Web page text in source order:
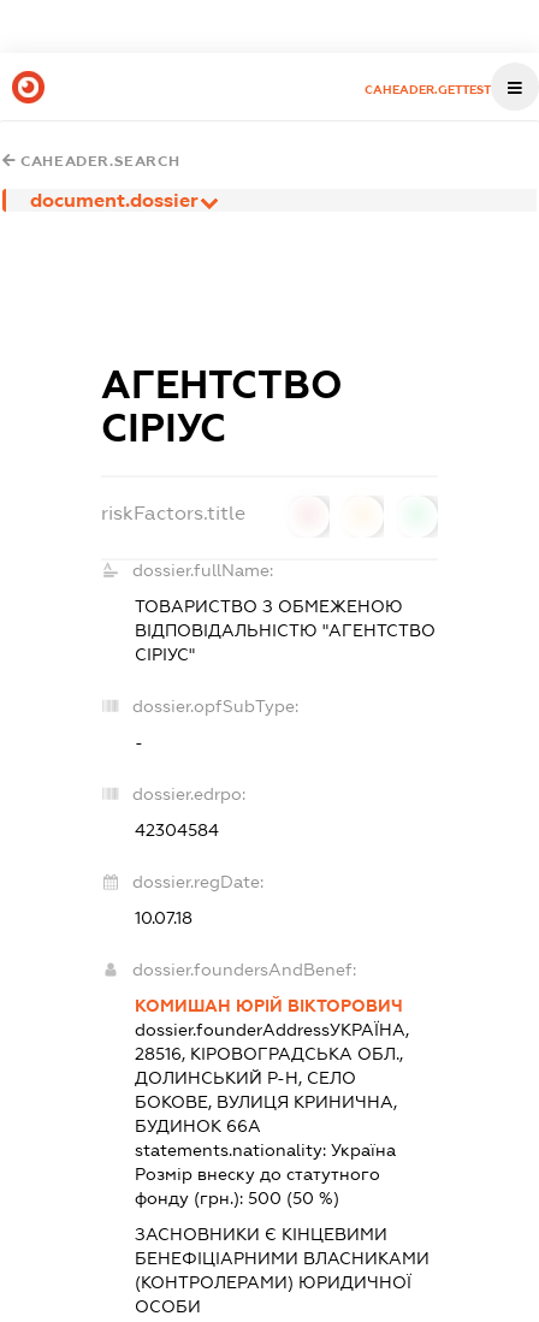
CAHEADER.GETTEST
CAHEADER.SEARCH
document.dossier
АГЕНТСТВО
СІРІУС
riskFactors.title
dossier.fullName:
ТОВАРИСТВО З ОБМЕЖЕНОЮ
ВІДПОВІДАЛЬНІСТЮ "АГЕНТСТВО
СІРІУС"
dossier.opfSubType:
-
dossier.edrpo:
42304584
dossier.regDate:
10.07.18
dossier.foundersAndBenef:
КОМИШАН ЮРІЙ ВІКТОРОВИЧ
dossier.founderAddressУКРАЇНА,
28516, КІРОВОГРАДСЬКА ОБЛ.,
ДОЛИНСЬКИЙ Р-Н, СЕЛО
БОКОВЕ, ВУЛИЦЯ КРИНИЧНА,
БУДИНОК 66А
statements.nationality:Україна
Розмір внеску до статутного
фонду (грн.):500 (50 %)
ЗАСНОВНИКИ Є КІНЦЕВИМИ
БЕНЕФІЦІАРНИМИ ВЛАСНИКАМИ
(КОНТРОЛЕРАМИ) ЮРИДИЧНОЇ
ОСОБИ